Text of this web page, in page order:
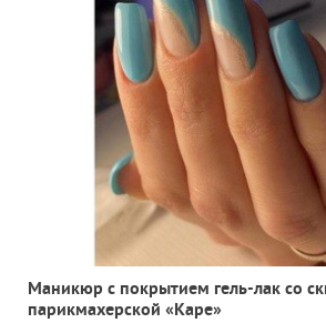
Маникюр с покрытием гель-лак со
парикмахерской «Каре»